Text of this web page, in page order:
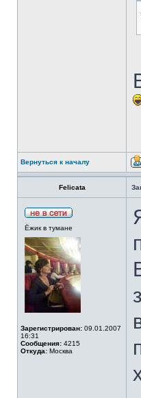
Вернуться к началу
Felicata
Ёжик в тумане
Зарегистрирован: 09.01.2007
16:31
Сообщения: 4215
Откуда: Москва